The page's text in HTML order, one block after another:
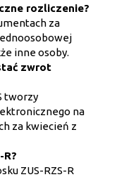
rozliczenie?
za
inne osoby.
zwrot
tworzy
na
za kwiecień z
ZUS-RZS-R